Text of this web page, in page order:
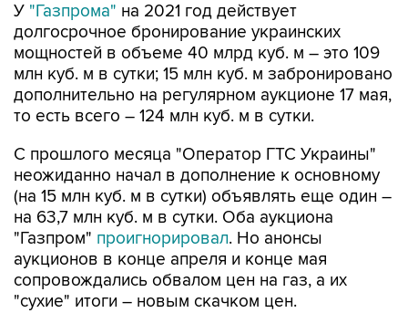
У "Газпрома" на 2021 год действует
долгосрочное бронирование украинских
мощностей в объеме 40 млрд куб. м – это 109
млн куб. м в сутки; 15 млн куб. м забронировано
дополнительно на регулярном аукционе 17 мая,
то есть всего – 124 млн куб. м в сутки.
С прошлого месяца "Оператор ГТС Украины"
неожиданно начал в дополнение к основному
(на 15 млн куб. м в сутки) объявлять еще один –
на 63,7 млн куб. м в сутки. Оба аукциона
"Газпром" проигнорировал. Но анонсы
аукционов в конце апреля и конце мая
сопровождались обвалом цен на газ, а их
"сухие" итоги – новым скачком цен.